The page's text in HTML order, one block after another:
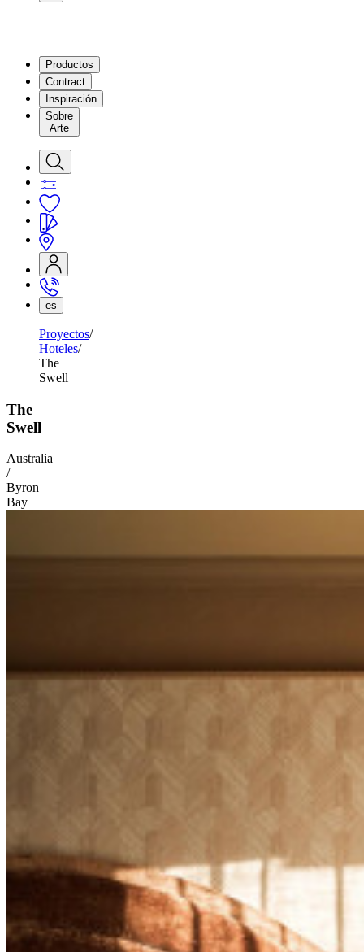
Productos
Contract
Inspiración
Sobre
Arte
es
Proyectos
Hoteles
The
Swell
The
Swell
Australia
/
Byron
Bay